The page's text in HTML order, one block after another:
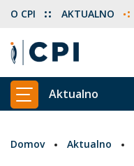
O CPI AKTUALNO
PRIKAŽI GLAVNI MENI
Aktualno
Domov Aktualno